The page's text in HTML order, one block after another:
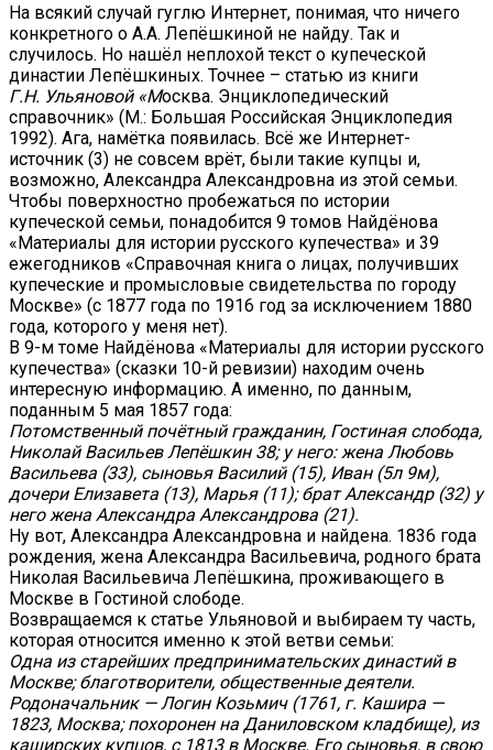
На всякий случай гуглю Интернет, понимая, что ничего
конкретного о А.А. Лепёшкиной не найду. Так и
случилось. Но нашёл неплохой текст о купеческой
династии Лепёшкиных. Точнее – статью из книги
Г.Н. Ульяновой «Москва. Энциклопедический
справочник» (М.: Большая Российская Энциклопедия
1992). Ага, намётка появилась. Всё же Интернет-
источник (3) не совсем врёт, были такие купцы и,
возможно, Александра Александровна из этой семьи.
Чтобы поверхностно пробежаться по истории
купеческой семьи, понадобится 9 томов Найдёнова
«Материалы для истории русского купечества» и 39
ежегодников «Справочная книга о лицах, получивших
купеческие и промысловые свидетельства по городу
Москве» (с 1877 года по 1916 год за исключением 1880
года, которого у меня нет).
В 9-м томе Найдёнова «Материалы для истории русского
купечества» (сказки 10-й ревизии) находим очень
интересную информацию. А именно, по данным,
поданным 5 мая 1857 года:
Потомственный почётный гражданин, Гостиная слобода,
Николай Васильев Лепёшкин 38; у него: жена Любовь
Васильева (33), сыновья Василий (15), Иван (5л 9м),
дочери Елизавета (13), Марья (11); брат Александр (32) у
него жена Александра Александрова (21).
Ну вот, Александра Александровна и найдена. 1836 года
рождения, жена Александра Васильевича, родного брата
Николая Васильевича Лепёшкина, проживающего в
Москве в Гостиной слободе.
Возвращаемся к статье Ульяновой и выбираем ту часть,
которая относится именно к этой ветви семьи:
Одна из старейших предпринимательских династий в
Москве; благотворители, общественные деятели.
Родоначальник — Логин Козьмич (1761, г. Кашира —
1823, Москва; похоронен на Даниловском кладбище), из
каширских купцов, с 1813 в Москве. Его сыновья, в свою